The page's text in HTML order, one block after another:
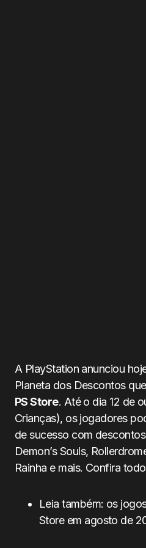
A PlayStation anunciou
Planeta dos Descontos
PS Store. Até o dia 12 de
Crianças), os jogadores
de sucesso com
Demon’s Souls,
Rainha e mais. Confira
Leia também: os
Store em agosto de